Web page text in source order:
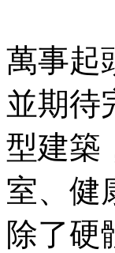
萬事起
並期待
型建築
室、健
除了硬